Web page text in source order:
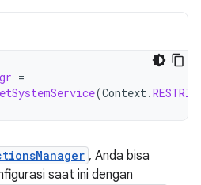
=
(Context.
, Anda bisa
saat ini dengan